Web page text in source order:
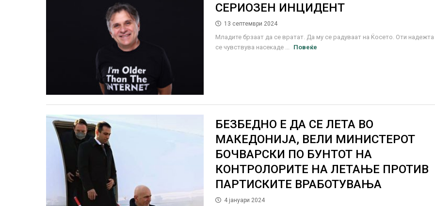
СЕРИОЗЕН ИНЦИДЕНТ
13 септември 2024
Младите брзаат да се вратат. Да му се радуваат на Ќосето. Оти надежта
се чувствува насекаде ...
Повеќе
БЕЗБЕДНО Е ДА СЕ ЛЕТА ВО
МАКЕДОНИЈА, ВЕЛИ МИНИСТЕРОТ
БОЧВАРСКИ ПО БУНТОТ НА
КОНТРОЛОРИТЕ НА ЛЕТАЊЕ ПРОТИВ
ПАРТИСКИТЕ ВРАБОТУВАЊА
4 јануари 2024